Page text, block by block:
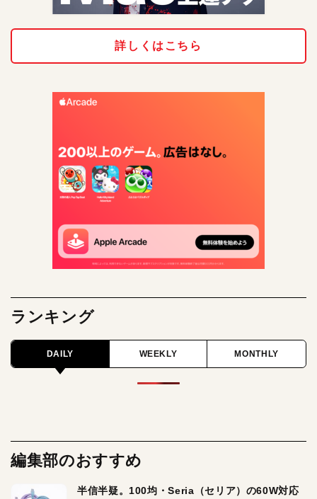
詳しくはこちら
ランキング
DAILY WEEKLY MONTHLY
編集部のおすすめ
半信半疑。100均・Seria（セリア）の60W対応